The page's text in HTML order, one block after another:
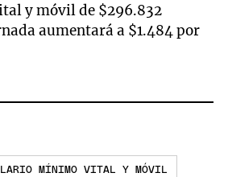
y móvil de $296.832
aumentará a $1.484 por
MÍNIMO VITAL Y MÓVIL